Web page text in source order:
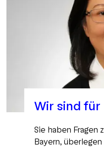
Wir sind für
Sie haben Fragen
Bayern,